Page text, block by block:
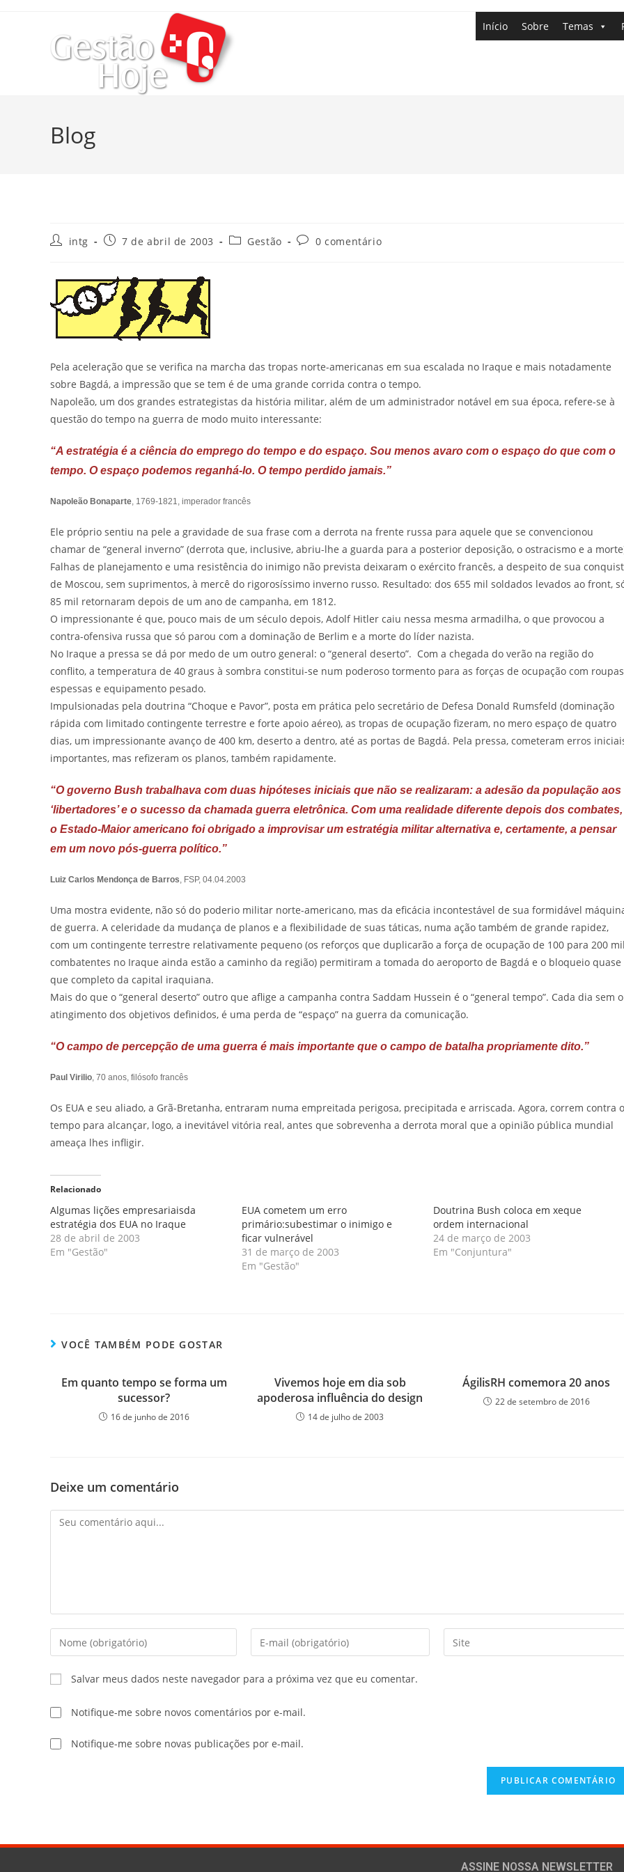
Início Sobre Temas
Blog
intg 7 de abril de 2003 Gestão 0 comentário
Pela aceleração que se verifica na marcha das tropas norte-americanas em sua escalada no Iraque e mais notadamente
sobre Bagdá, a impressão que se tem é de uma grande corrida contra o tempo.
Napoleão, um dos grandes estrategistas da história militar, além de um administrador notável em sua época, refere-se à
questão do tempo na guerra de modo muito interessante:
“A estratégia é a ciência do emprego do tempo e do espaço. Sou menos avaro com o espaço do que com o
tempo. O espaço podemos reganhá-lo. O tempo perdido jamais.”
Napoleão Bonaparte, 1769-1821, imperador francês
Ele próprio sentiu na pele a gravidade de sua frase com a derrota na frente russa para aquele que se convencionou
chamar de “general inverno” (derrota que, inclusive, abriu-lhe a guarda para a posterior deposição, o ostracismo e a
Falhas de planejamento e uma resistência do inimigo não prevista deixaram o exército francês, a despeito de sua
de Moscou, sem suprimentos, à mercê do rigorosíssimo inverno russo. Resultado: dos 655 mil soldados levados ao front,
85 mil retornaram depois de um ano de campanha, em 1812.
O impressionante é que, pouco mais de um século depois, Adolf Hitler caiu nessa mesma armadilha, o que provocou a
contra-ofensiva russa que só parou com a dominação de Berlim e a morte do líder nazista.
No Iraque a pressa se dá por medo de um outro general: o “general deserto”. Com a chegada do verão na região do
conflito, a temperatura de 40 graus à sombra constitui-se num poderoso tormento para as forças de ocupação com roupas
espessas e equipamento pesado.
Impulsionadas pela doutrina “Choque e Pavor”, posta em prática pelo secretário de Defesa Donald Rumsfeld (dominação
rápida com limitado contingente terrestre e forte apoio aéreo), as tropas de ocupação fizeram, no mero espaço de quatro
dias, um impressionante avanço de 400 km, deserto a dentro, até as portas de Bagdá. Pela pressa, cometeram erros
importantes, mas refizeram os planos, também rapidamente.
“O governo Bush trabalhava com duas hipóteses iniciais que não se realizaram: a adesão da população aos
‘libertadores’ e o sucesso da chamada guerra eletrônica. Com uma realidade diferente depois dos combates,
o Estado-Maior americano foi obrigado a improvisar um estratégia militar alternativa e, certamente, a pensar
em um novo pós-guerra político.”
Luiz Carlos Mendonça de Barros, FSP, 04.04.2003
Uma mostra evidente, não só do poderio militar norte-americano, mas da eficácia incontestável de sua formidável
de guerra. A celeridade da mudança de planos e a flexibilidade de suas táticas, numa ação também de grande rapidez,
com um contingente terrestre relativamente pequeno (os reforços que duplicarão a força de ocupação de 100 para 200
combatentes no Iraque ainda estão a caminho da região) permitiram a tomada do aeroporto de Bagdá e o bloqueio quase
que completo da capital iraquiana.
Mais do que o “general deserto” outro que aflige a campanha contra Saddam Hussein é o “general tempo”. Cada dia sem o
atingimento dos objetivos definidos, é uma perda de “espaço” na guerra da comunicação.
“O campo de percepção de uma guerra é mais importante que o campo de batalha propriamente dito.”
Paul Virilio, 70 anos, filósofo francês
Os EUA e seu aliado, a Grã-Bretanha, entraram numa empreitada perigosa, precipitada e arriscada. Agora, correm contra o
tempo para alcançar, logo, a inevitável vitória real, antes que sobrevenha a derrota moral que a opinião pública mundial
ameaça lhes infligir.
Relacionado
Algumas lições empresariaisda
estratégia dos EUA no Iraque
28 de abril de 2003
Em "Gestão"
EUA cometem um erro
primário:subestimar o inimigo e
ficar vulnerável
31 de março de 2003
Em "Gestão"
Doutrina Bush coloca em xeque
ordem internacional
24 de março de 2003
Em "Conjuntura"
VOCÊ TAMBÉM PODE GOSTAR
Em quanto tempo se forma um
sucessor?
16 de junho de 2016
Vivemos hoje em dia sob
apoderosa influência do design
14 de julho de 2003
ÁgilisRH comemora 20 anos
22 de setembro de 2016
Deixe um comentário
Salvar meus dados neste navegador para a próxima vez que eu comentar.
Notifique-me sobre novos comentários por e-mail.
Notifique-me sobre novas publicações por e-mail.
ASSINE NOSSA NEWSLETTER